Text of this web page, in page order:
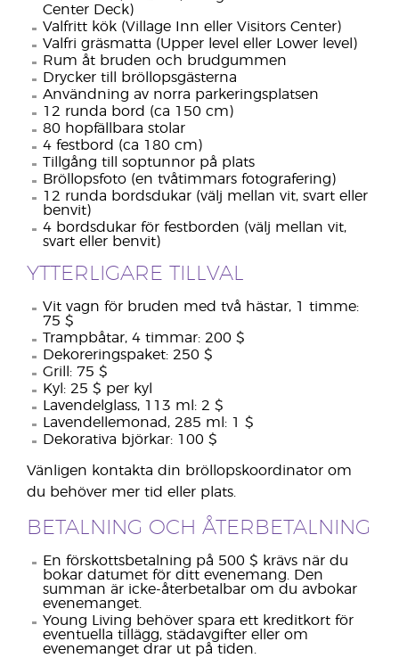
Center Deck)
Valfritt kök (Village Inn eller Visitors Center)
Valfri gräsmatta (Upper level eller Lower level)
Rum åt bruden och brudgummen
Drycker till bröllopsgästerna
Användning av norra parkeringsplatsen
12 runda bord (ca 150 cm)
80 hopfällbara stolar
4 festbord (ca 180 cm)
Tillgång till soptunnor på plats
Bröllopsfoto (en tvåtimmars fotografering)
12 runda bordsdukar (välj mellan vit, svart eller
benvit)
4 bordsdukar för festborden (välj mellan vit,
svart eller benvit)
YTTERLIGARE TILLVAL
Vit vagn för bruden med två hästar, 1 timme:
75 $
Trampbåtar, 4 timmar: 200 $
Dekoreringspaket: 250 $
Grill: 75 $
Kyl: 25 $ per kyl
Lavendelglass, 113 ml: 2 $
Lavendellemonad, 285 ml: 1 $
Dekorativa björkar: 100 $
Vänligen kontakta din bröllopskoordinator om
du behöver mer tid eller plats.
BETALNING OCH ÅTERBETALNING
En förskottsbetalning på 500 $ krävs när du
bokar datumet för ditt evenemang. Den
summan är icke-återbetalbar om du avbokar
evenemanget.
Young Living behöver spara ett kreditkort för
eventuella tillägg, städavgifter eller om
evenemanget drar ut på tiden.